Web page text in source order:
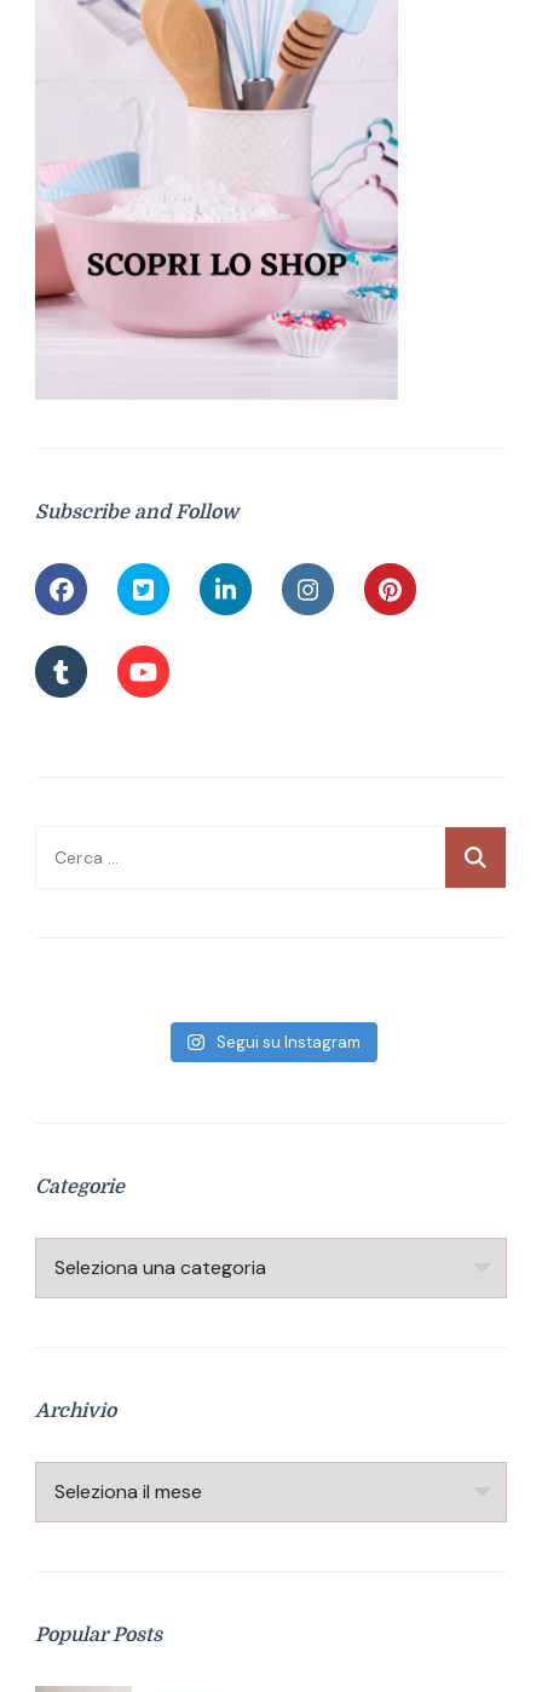
Subscribe and Follow
Ricerca
Segui su Instagram
Categorie
Categorie
Archivio
Archivio
Popular Posts